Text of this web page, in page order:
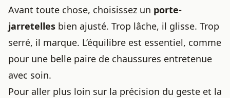
Avant toute chose, choisissez un porte-
jarretelles bien ajusté. Trop lâche, il glisse. Trop
serré, il marque. L’équilibre est essentiel, comme
pour une belle paire de chaussures entretenue
avec soin.
Pour aller plus loin sur la précision du geste et la